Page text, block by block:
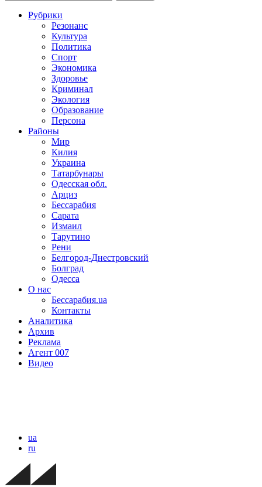
Рубрики
Резонанс
Культура
Политика
Спорт
Экономика
Здоровье
Криминал
Экология
Образование
Персона
Районы
Мир
Килия
Украина
Татарбунары
Одесская обл.
Арциз
Бессарабия
Сарата
Измаил
Тарутино
Рени
Белгород-Днестровский
Болград
Одесса
О нас
Бессарабия.ua
Контакты
Аналитика
Архив
Реклама
Агент 007
Видео
ua
ru